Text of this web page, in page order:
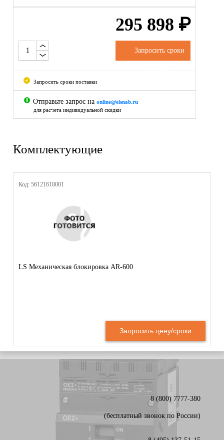
295 898 ₽
Запросить сроки
поставки
Запросить сроки поставки
Отправьте запрос на online@elsnab.ru
для расчета индивидуальной скидки
Комплектующие
Код: 56121618001
LS Механическая блокировка AR-600
Запросить цену/сроки
8 (800) 7777-380
(бесплатный звонок по России)